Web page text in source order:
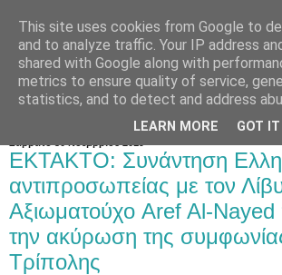
ΕΚΤΑΚΤΟ: Συνάντηση
αντιπροσωπείας με τον
Αξιωματούχο Aref Al-Nayed
την ακύρωση της
Τρίπολης
This site uses cookies from Google to
and to analyze traffic. Your IP address
shared with Google along with
metrics to ensure quality of service,
statistics, and to detect and address
LEARN MORE GOT IT